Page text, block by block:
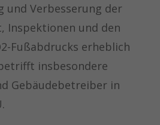
und Verbesserung der
Inspektionen und den
Fußabdrucks erheblich
insbesondere
Gebäudebetreiber in